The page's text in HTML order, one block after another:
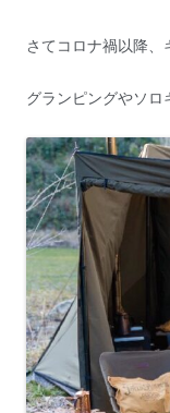
さてコロナ禍以降、
グランピングやソロ